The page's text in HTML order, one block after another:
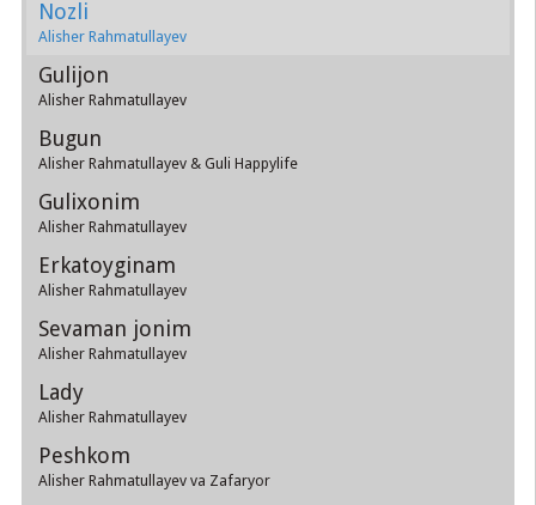
Nozli
Alisher Rahmatullayev
Gulijon
Alisher Rahmatullayev
Bugun
Alisher Rahmatullayev & Guli Happylife
Gulixonim
Alisher Rahmatullayev
Erkatoyginam
Alisher Rahmatullayev
Sevaman jonim
Alisher Rahmatullayev
Lady
Alisher Rahmatullayev
Peshkom
Alisher Rahmatullayev va Zafaryor